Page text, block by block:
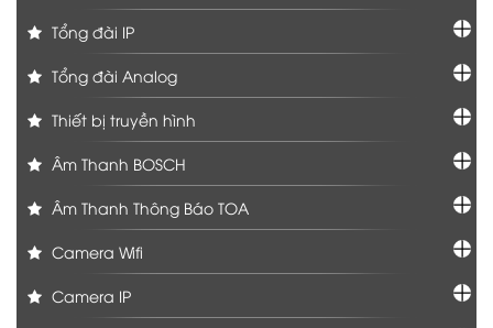
Tổng đài IP
Tổng đài Analog
Thiết bị truyền hình
Âm Thanh BOSCH
Âm Thanh Thông Báo TOA
Camera Wifi
Camera IP